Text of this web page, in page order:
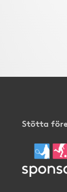
Stötta